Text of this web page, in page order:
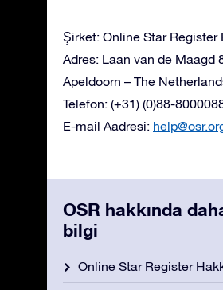
Şirket: Online Star Register
Adres: Laan van de Maagd
Apeldoorn – The
Telefon: (+31) (0)88-
E-mail Aadresi:
OSR hakkında
bilgi
Online Star Register